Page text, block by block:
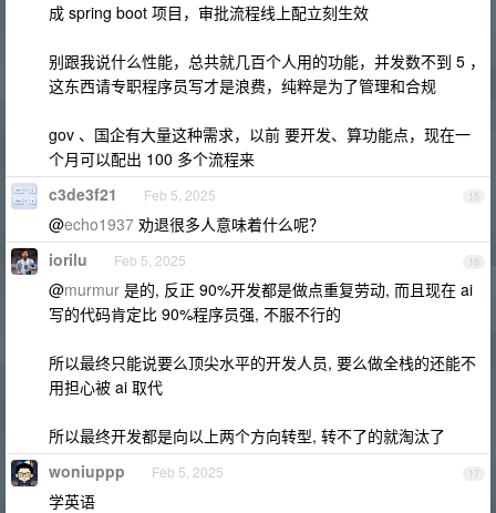
成 spring boot 项目，审批流程线上配立刻生效
别跟我说什么性能，总共就几百个人用的功能，并发数不到 5 ，
这东西请专职程序员写才是浪费，纯粹是为了管理和合规
gov 、国企有大量这种需求，以前 要开发、算功能点，现在一
个月可以配出 100 多个流程来
15
c3de3f21 Feb 5, 2025
@echo1937 劝退很多人意味着什么呢？
16
iorilu Feb 5, 2025
@murmur 是的, 反正 90%开发都是做点重复劳动, 而且现在 ai
写的代码肯定比 90%程序员强, 不服不行的
所以最终只能说要么顶尖水平的开发人员, 要么做全栈的还能不
用担心被 ai 取代
所以最终开发都是向以上两个方向转型, 转不了的就淘汰了
17
woniuppp Feb 5, 2025
学英语